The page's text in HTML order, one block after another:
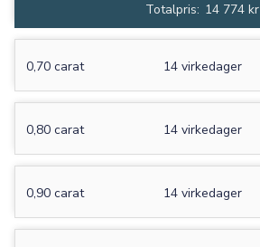
Totalpris: 14 774 kr
0,70 carat 14 virkedager
0,80 carat 14 virkedager
0,90 carat 14 virkedager